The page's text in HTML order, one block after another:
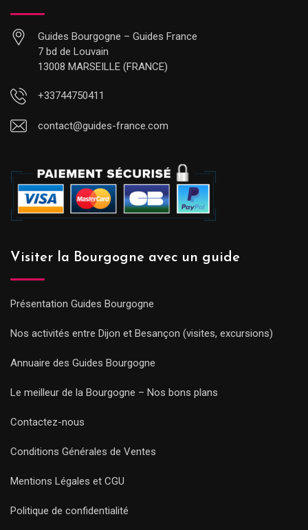
Guides Bourgogne – Guides France
7 bd de Louvain
13008 MARSEILLE (FRANCE)
+33744750411
contact@guides-france.com
Visiter la Bourgogne avec un guide
Présentation Guides Bourgogne
Nos activités entre Dijon et Besançon (visites, excursions)
Annuaire des Guides Bourgogne
Le meilleur de la Bourgogne – Nos bons plans
Contactez-nous
Conditions Générales de Ventes
Mentions Légales et CGU
Politique de confidentialité